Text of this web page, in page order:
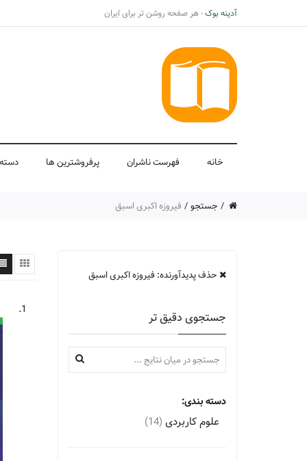
آدینه بوک- هر صفحه روشن تر برای ایران
خانه فهرست ناشران پرفروشترین ها
جستجو فیروزه اکبری اسبق
حذف پدیدآورنده: فیروزه اکبری اسبق
جستجوی دقیق تر
دسته بندی:
علوم کاربردی (14)
1.